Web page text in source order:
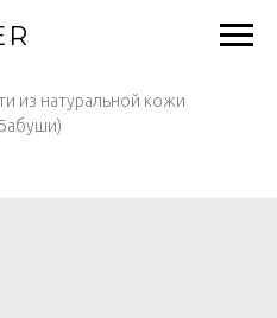
из натуральной кожи